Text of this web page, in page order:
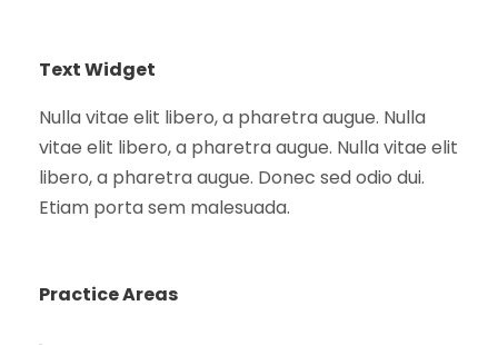
Text Widget
Nulla vitae elit libero, a pharetra augue. Nulla
vitae elit libero, a pharetra augue. Nulla vitae elit
libero, a pharetra augue. Donec sed odio dui.
Etiam porta sem malesuada.
Practice Areas